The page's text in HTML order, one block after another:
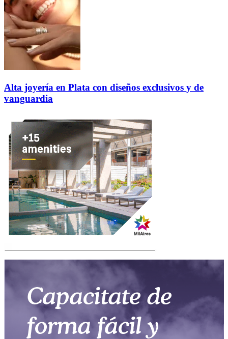
Alta joyería en Plata con diseños exclusivos y de
vanguardia